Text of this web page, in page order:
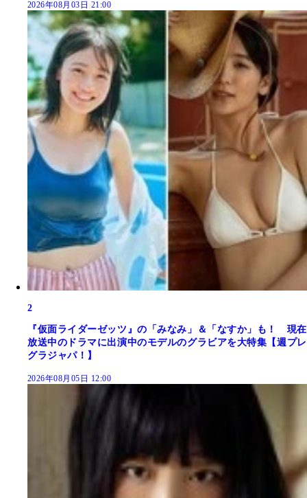
2026年08月03日 21:00
2
『仮面ライダーゼッツ』の「みなみ」＆「なすか」も！ 現在
放送中のドラマに出演中のモデルのグラビアを大特集【週プレ
グラジャパ！】
2026年08月05日 12:00